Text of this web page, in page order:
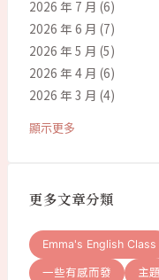
2026 年 7 月 (6)
2026 年 6 月 (7)
2026 年 5 月 (5)
2026 年 4 月 (6)
2026 年 3 月 (4)
顯示更多
更多文章分類
Emma's English Class
一些有感而發 主